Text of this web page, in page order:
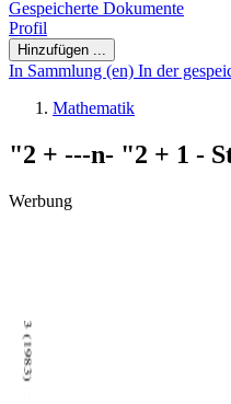
Gespeicherte Dokumente
Profil
Hinzufügen ...
In Sammlung (en) In der
Mathematik
"2 + ---n- "2 + 1 -
Werbung